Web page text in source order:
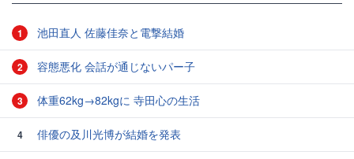
1 池田直人 佐藤佳奈と電撃結婚
2 容態悪化 会話が通じないパー子
3 体重62kg→82kgに 寺田心の生活
4 俳優の及川光博が結婚を発表